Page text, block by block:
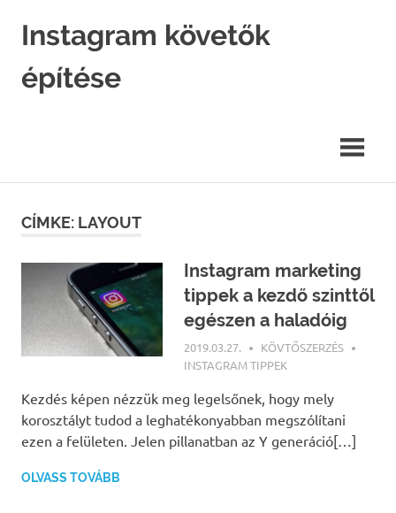
Instagram követők
építése
CÍMKE: LAYOUT
Instagram marketing
tippek a kezdő szinttől
egészen a haladóig
2019.03.27.
KÖVTŐSZERZÉS
INSTAGRAM TIPPEK
Kezdés képen nézzük meg legelsőnek, hogy mely
korosztályt tudod a leghatékonyabban megszólítani
ezen a felületen. Jelen pillanatban az Y generáció[…]
OLVASS TOVÁBB